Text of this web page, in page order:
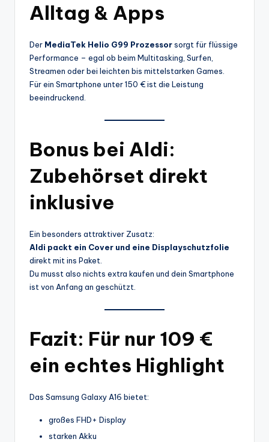
Alltag & Apps
Der MediaTek Helio G99 Prozessorsorgt für flüssige
Performance – egal ob beim Multitasking, Surfen,
Streamen oder bei leichten bis mittelstarken Games.
Für ein Smartphone unter 150 € ist die Leistung
beeindruckend.
Bonus bei Aldi:
Zubehörset direkt
inklusive
Ein besonders attraktiver Zusatz:
Aldi packt ein Cover und eine Displayschutzfolie
direkt mit ins Paket.
Du musst also nichts extra kaufen und dein Smartphone
ist von Anfang an geschützt.
Fazit: Für nur 109 €
ein echtes Highlight
Das Samsung Galaxy A16 bietet:
großes FHD+ Display
starken Akku